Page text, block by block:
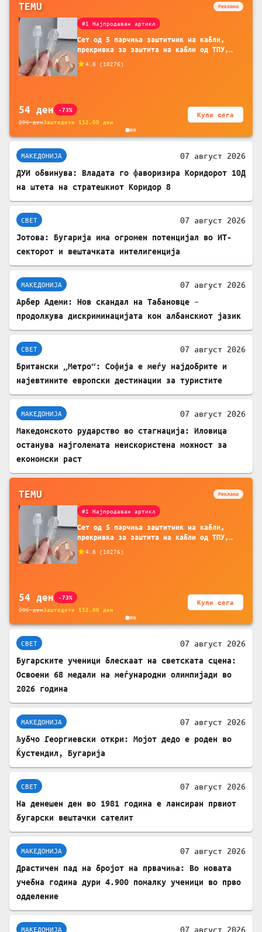
TEMU Реклама
#1 Најпродаван артикл
Сет од 5 парчиња заштитник на кабли,
прекривка за заштита на кабли од ТПУ,
додатоци за заштита на кабли, без
батерија, за мобилни телефони, комплет
4.8 ( 10276)
54 ден -73%
206денЗаштедете 152.00 ден
Купи сега
МАКЕДОНИЈА 07 август 2026
ДУИ обвинува: Владата го фаворизира Коридорот 10Д
на штета на стратешкиот Коридор 8
СВЕТ 07 август 2026
Јотова: Бугарија има огромен потенцијал во ИТ-
секторот и вештачката интелигенција
МАКЕДОНИЈА 07 август 2026
Арбер Адеми: Нов скандал на Табановце –
продолжува дискриминацијата кон албанскиот јазик
СВЕТ 07 август 2026
Британски „Метро“: Софија е меѓу најдобрите и
најевтините европски дестинации за туристите
МАКЕДОНИЈА 07 август 2026
Македонското рударство во стагнација: Иловица
останува најголемата неискористена можност за
економски раст
TEMU Реклама
#1 Најпродаван артикл
Сет од 5 парчиња заштитник на кабли,
прекривка за заштита на кабли од ТПУ,
додатоци за заштита на кабли, без
батерија, за мобилни телефони, комплет
4.8 ( 10276)
54 ден -73%
206денЗаштедете 152.00 ден
Купи сега
СВЕТ 07 август 2026
Бугарските ученици блескаат на светската сцена:
Освоени 68 медали на меѓународни олимпијади во
2026 година
МАКЕДОНИЈА 07 август 2026
Љубчо Георгиевски откри: Мојот дедо е роден во
Ќустендил, Бугарија
СВЕТ 07 август 2026
На денешен ден во 1981 година е лансиран првиот
бугарски вештачки сателит
МАКЕДОНИЈА 07 август 2026
Драстичен пад на бројот на првачиња: Во новата
учебна година дури 4.900 помалку ученици во прво
одделение
МАКЕДОНИЈА 07 август 2026